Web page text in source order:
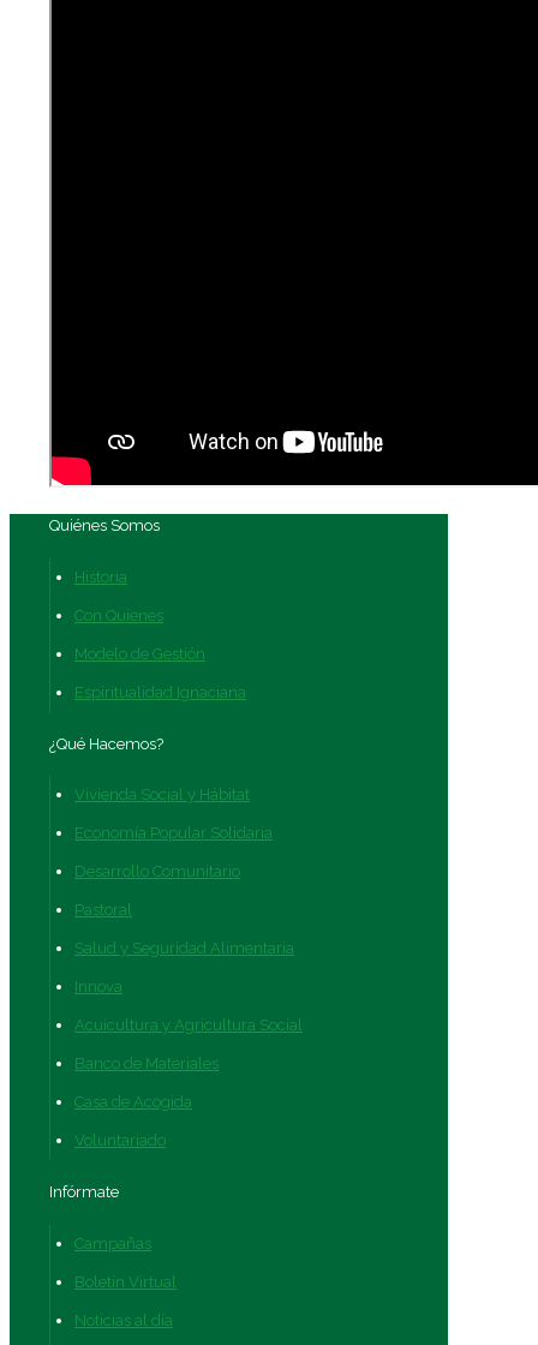
Quiénes Somos
Historia
Con Quienes
Modelo de Gestión
Espiritualidad Ignaciana
¿Qué Hacemos?
Vivienda Social y Hábitat
Economía Popular Solidaria
Desarrollo Comunitario
Pastoral
Salud y Seguridad Alimentaria
Innova
Acuicultura y Agricultura Social
Banco de Materiales
Casa de Acogida
Voluntariado
Infórmate
Campañas
Boletín Virtual
Noticias al día